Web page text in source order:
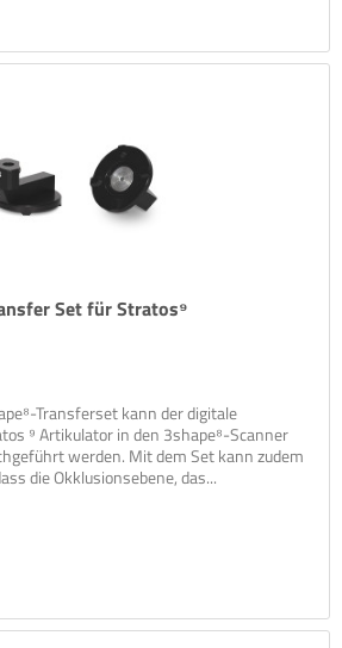
Set für Stratos⁹
Transferset kann der digitale
⁹ Artikulator in den 3shape⁸-Scanner
werden. Mit dem Set kann zudem
die Okklusionsebene, das...